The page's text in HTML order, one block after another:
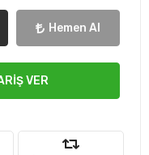
Hemen Al
VER